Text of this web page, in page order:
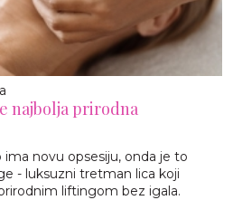
najbolja prirodna
novu opsesiju, onda je to
- luksuzni tretman lica koji
liftingom bez igala.